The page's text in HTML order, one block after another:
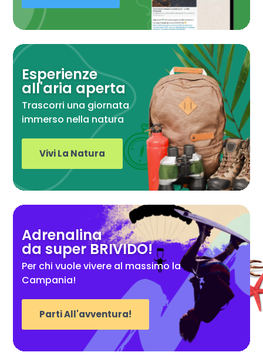
Esperienze
all'aria aperta
Trascorri una giornata
immerso nella natura
Vivi La Natura
Adrenalina
da super BRIVIDO!
Per chi vuole vivere al massimo la
Campania!
Parti All'avventura!